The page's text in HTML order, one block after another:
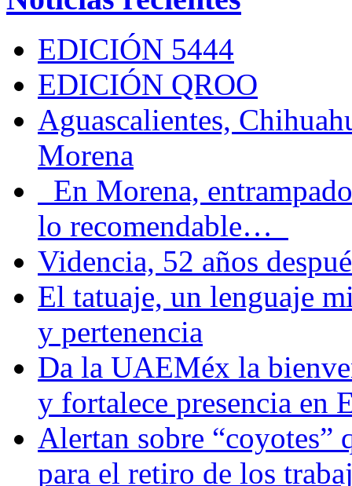
EDICIÓN 5444
EDICIÓN QROO
Aguascalientes,
Morena
En Morena,
lo recomendable…
Videncia, 52 años
El tatuaje, un lenguaje
y pertenencia
Da la UAEMéx la
y fortalece presencia en
Alertan sobre “coyotes”
para el retiro de los